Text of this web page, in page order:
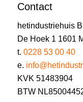
Contact
hetindustriehuis
De Hoek 1 1601
t. 0228 53 00 40
e.
KVK 51483904
BTW